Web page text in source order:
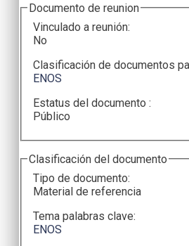
Documento de reunion
Vinculado a reunión:
No
Clasificación de documentos
ENOS
Estatus del documento :
Público
Clasificación del documento
Tipo de documento:
Material de referencia
Tema palabras clave:
ENOS